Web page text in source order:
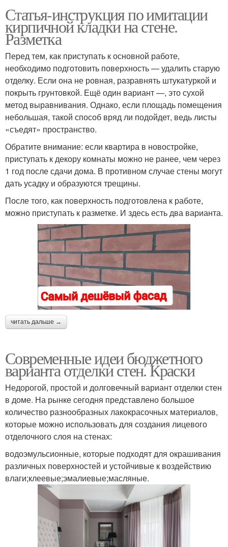
Статья-инструкция по имитации
кирпичной кладки на стене.
Разметка
Перед тем, как приступать к основной работе,
необходимо подготовить поверхность — удалить старую
отделку. Если она не ровная, разравнять штукатуркой и
покрыть грунтовкой. Ещё один вариант —, это сухой
метод выравнивания. Однако, если площадь помещения
небольшая, такой способ вряд ли подойдет, ведь листы
«съедят» пространство.
Обратите внимание: если квартира в новостройке,
приступать к декору комнаты можно не ранее, чем через
1 год после сдачи дома. В противном случае стены могут
дать усадку и образуются трещины.
После того, как поверхность подготовлена к работе,
можно приступать к разметке. И здесь есть два варианта.
читать дальше →
Современные идеи бюджетного
варианта отделки стен. Краски
Недорогой, простой и долговечный вариант отделки стен
в доме. На рынке сегодня представлено большое
количество разнообразных лакокрасочных материалов,
которые можно использовать для создания лицевого
отделочного слоя на стенах:
водоэмульсионные, которые подходят для окрашивания
различных поверхностей и устойчивые к воздействию
влаги;клеевые;эмалиевые;масляные.